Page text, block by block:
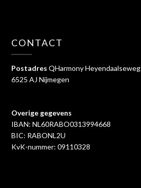
CONTACT
Postadres QHarmony Heyendaalseweg
6525 AJ Nijmegen
Overige gegevens
IBAN: NL60RABO0313994668
BIC: RABONL2U
KvK-nummer: 09110328